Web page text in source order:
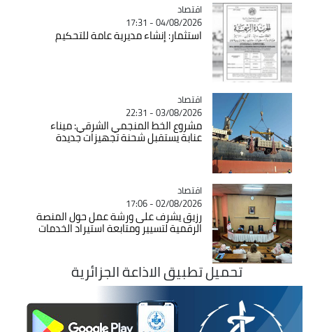
Catégorie
اقتصاد
04/08/2026 - 17:31
استثمار: إنشاء مديرية عامة للتحكيم
Catégorie
اقتصاد
03/08/2026 - 22:31
مشروع الخط المنجمي الشرقي: ميناء
عنابة يستقبل شحنة تجهيزات جديدة
Catégorie
اقتصاد
02/08/2026 - 17:06
رزيق يشرف على ورشة عمل حول المنصة
الرقمية لتسيير ومتابعة استيراد الخدمات
تحميل تطبيق الاذاعة الجزائرية